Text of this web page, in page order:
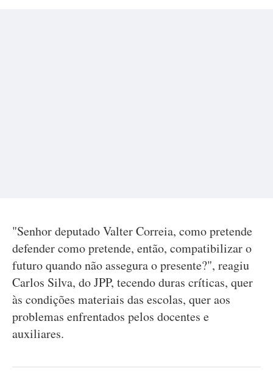
"Senhor deputado Valter Correia, como pretende
defender como pretende, então, compatibilizar o
futuro quando não assegura o presente?", reagiu
Carlos Silva, do JPP, tecendo duras críticas, quer
às condições materiais das escolas, quer aos
problemas enfrentados pelos docentes e
auxiliares.